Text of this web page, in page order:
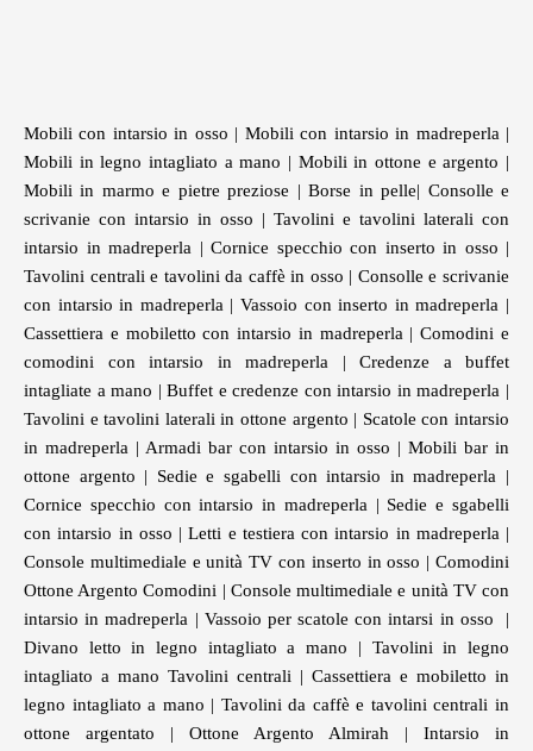
Mobili con intarsio in osso | Mobili con intarsio in madreperla |
Mobili in legno intagliato a mano | Mobili in ottone e argento |
Mobili in marmo e pietre preziose |Borse in pelle| Consolle e
scrivanie con intarsio in osso | Tavolini e tavolini laterali con
intarsio in madreperla | Cornice specchio con inserto in osso |
Tavolini centrali e tavolini da caffè in osso | Consolle e scrivanie
con intarsio in madreperla |Vassoio con inserto in madreperla |
Cassettiera e mobiletto con intarsio in madreperla |Comodini e
comodini con intarsio in madreperla | Credenze a buffet
intagliate a mano |Buffet e credenze con intarsio in madreperla |
Tavolini e tavolini laterali in ottone argento | Scatole con intarsio
in madreperla | Armadi bar con intarsio in osso | Mobili bar in
ottone argento | Sedie e sgabelli con intarsio in madreperla |
Cornice specchio con intarsio in madreperla | Sedie e sgabelli
con intarsio in osso |Letti e testiera con intarsio in madreperla |
Console multimediale e unità TV con inserto in osso |Comodini
Ottone Argento Comodini | Console multimediale e unità TV con
intarsio in madreperla | Vassoio per scatole con intarsi in osso |
Divano letto in legno intagliato a mano | Tavolini in legno
intagliato a mano Tavolini centrali | Cassettiera e mobiletto in
legno intagliato a mano | Tavolini da caffè e tavolini centrali in
ottone argentato | Ottone Argento Almirah | Intarsio in